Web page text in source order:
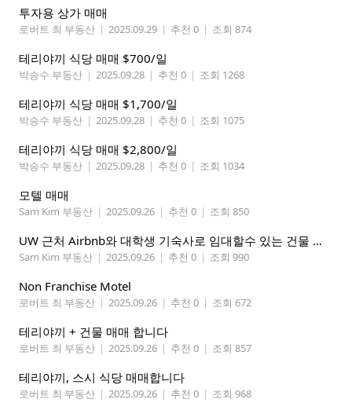
투자용 상가 매매
로버트 최 부동산 | 2025.09.29 | 추천 0 | 조회 874
테리야끼 식당 매매 $700/일
박승수 부동산 | 2025.09.28 | 추천 0 | 조회 1268
테리야끼 식당 매매 $1,700/일
박승수 부동산 | 2025.09.28 | 추천 0 | 조회 1075
테리야끼 식당 매매 $2,800/일
박승수 부동산 | 2025.09.28 | 추천 0 | 조회 1034
모텔 매매
Sam Kim 부동산 | 2025.09.26 | 추천 0 | 조회 850
UW 근처 Airbnb와 대학생 기숙사로 임대할수 있는 건물 매매
Sam Kim 부동산 | 2025.09.26 | 추천 0 | 조회 990
Non Franchise Motel
로버트 최 부동산 | 2025.09.26 | 추천 0 | 조회 672
테리야끼 + 건물 매매 합니다
로버트 최 부동산 | 2025.09.26 | 추천 0 | 조회 857
테리야끼, 스시 식당 매매합니다
로버트 최 부동산 | 2025.09.26 | 추천 0 | 조회 968